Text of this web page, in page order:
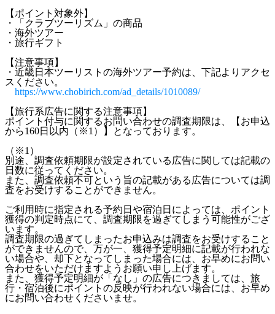
【ポイント対象外】
・「クラブツーリズム」の商品
・海外ツアー
・旅行ギフト
【注意事項】
・近畿日本ツーリストの海外ツアー予約は、下記よりアクセ
スください。
https://www.chobirich.com/ad_details/1010089/
【旅行系広告に関する注意事項】
ポイント付与に関するお問い合わせの調査期限は、【お申込
から160日以内（※1）】となっております。
（※1）
別途、調査依頼期限が設定されている広告に関しては記載の
日数に従ってください。
また、調査依頼不可という旨の記載がある広告については調
査をお受けすることができません。
ご利用時に指定される予約日や宿泊日によっては、ポイント
獲得の判定時点にて、調査期限を過ぎてしまう可能性がござ
います。
調査期限の過ぎてしまったお申込みは調査をお受けすること
ができませんので、万が一、獲得予定明細に記載が行われな
い場合や、却下となってしまった場合には、お早めにお問い
合わせをいただけますようお願い申し上げます。
また、獲得予定明細が「なし」の広告につきましては、旅
行・宿泊後にポイントの反映が行われない場合には、お早め
にお問い合わせくださいませ。